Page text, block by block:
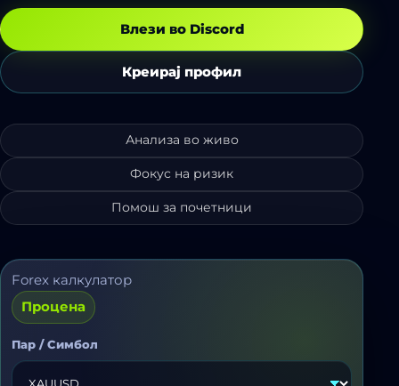
Влези во Discord
Креирај профил
Анализа во живо
Фокус на ризик
Помош за почетници
Forex калкулатор
Процена
Пар / Симбол